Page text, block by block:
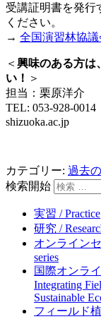
受講証明書を発行
ください。
→ 全国演習林協
＜ 興味のある方は
い！ ＞
担当：栗原洋介
TEL: 053-928-
shizuoka.ac.jp
カテゴリー: 過去
検索開始
実習 / Practice
研究 /
オンラインセ
series
国際オンラ
Integrating
Sustainable
フィールド